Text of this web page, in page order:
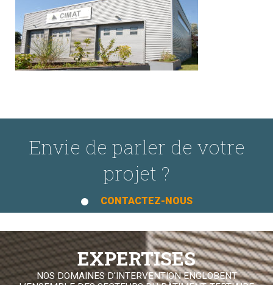
Envie de parler de votre
projet ?
CONTACTEZ-NOUS
EXPERTISES
NOS DOMAINES D'INTERVENTION ENGLOBENT